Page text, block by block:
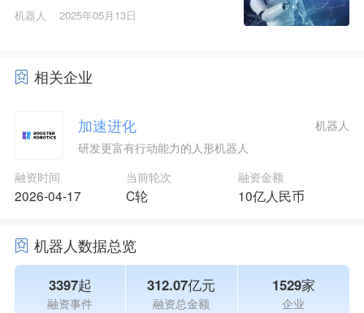
机器人 2025年05月13日
相关企业
加速进化
研发更富有行动能力的人形机器人
机器人
融资时间
2026-04-17
当前轮次
C轮
融资金额
10亿人民币
机器人数据总览
3397起
融资事件
312.07亿元
融资总金额
1529家
企业